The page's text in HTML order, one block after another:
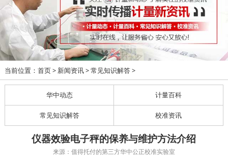
当前位置： 首页> 新闻资讯> 常见知识解答>
华中动态 计量百科
常见知识解答 校准资讯
仪器效验电子秤的保养与维护方法介绍
来源：值得托付的第三方华中公正校准实验室